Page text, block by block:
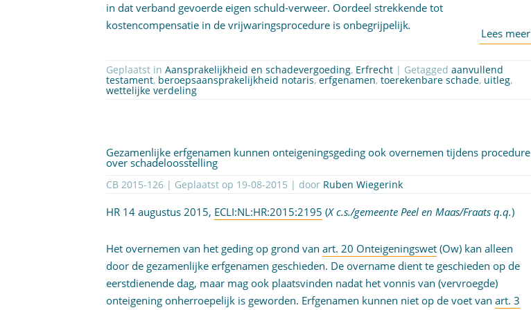
in dat verband gevoerde eigen schuld-verweer. Oordeel strekkende tot
kostencompensatie in de vrijwaringsprocedure is onbegrijpelijk.
Geplaatst inAansprakelijkheid en schadevergoeding, Erfrecht | Getaggedaanvullend
testament, beroepsaansprakelijkheid notaris,erfgenamen,toerekenbare schade, uitleg,
wettelijke verdeling
Gezamenlijke erfgenamen kunnen onteigeningsgeding ook overnemen tijdens procedure
over schadeloosstelling
CB 2015-126 | Geplaatst op 19-08-2015 | door Ruben Wiegerink
HR 14 augustus 2015, ECLI:NL:HR:2015:2195 (X c.s./gemeente Peel en Maas/Fraats q.q.)
Het overnemen van het geding op grond vanart. 20 Onteigeningswet (Ow) kan alleen
door de gezamenlijke erfgenamen geschieden. De overname dient te geschieden op de
eerstdienende dag, maar mag ook plaatsvinden nadat het vonnis van (vervroegde)
onteigening onherroepelijk is geworden. Erfgenamen kunnen niet op de voet vanart. 3